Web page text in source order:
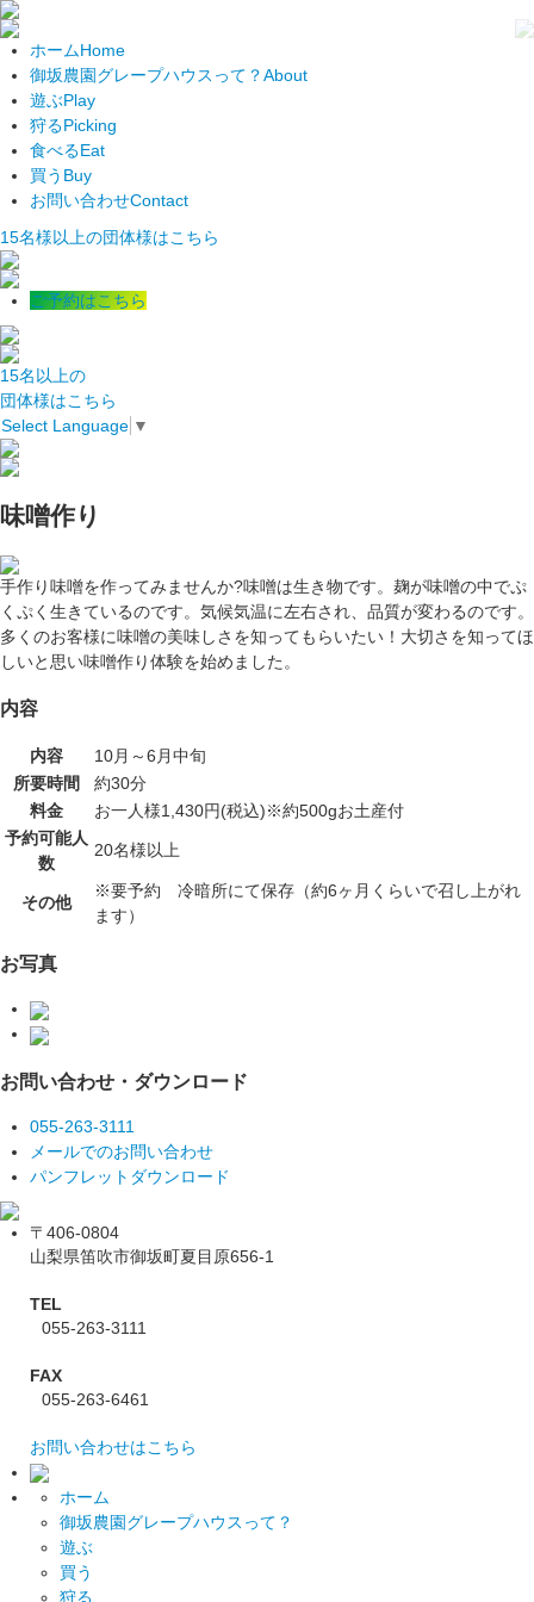
ホームHome
御坂農園グレープハウスって？About
遊ぶPlay
狩るPicking
食べるEat
買う Buy
お問い合わせContact
15名様以上の団体様はこちら
ご予約はこちら
15名以上の
団体様はこちら
Select Language ▼
味噌作り
手作り味噌を作ってみませんか?味噌は生き物です。麹が味噌の中でぷ
くぷく生きているのです。気候気温に左右され、品質が変わるのです。
多くのお客様に味噌の美味しさを知ってもらいたい！大切さを知ってほ
しいと思い味噌作り体験を始めました。
内容
内容
10月～6月中旬
所要時間
約30分
料金
お一人様1,430円(税込)※約500gお土産付
予約可能人
数
20名様以上
その他
※要予約 冷暗所にて保存（約6ヶ月くらいで召し上がれ
ます）
お写真
お問い合わせ・ダウンロード
055-263-3111
メールでのお問い合わせ
パンフレットダウンロード
〒406-0804
山梨県笛吹市御坂町夏目原656-1
TEL
055-263-3111
FAX
055-263-6461
お問い合わせはこちら
ホーム
御坂農園グレープハウスって？
遊ぶ
買う
狩る